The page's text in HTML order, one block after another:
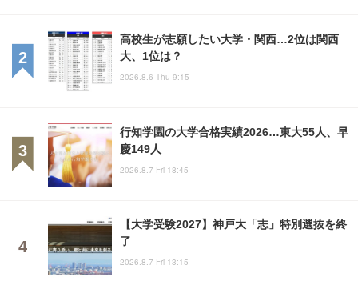
高校生が志願したい大学・関西…2位は関西
大、1位は？
2026.8.6 Thu 9:15
行知学園の大学合格実績2026…東大55人、早
慶149人
2026.8.7 Fri 18:45
【大学受験2027】神戸大「志」特別選抜を終
了
2026.8.7 Fri 13:15